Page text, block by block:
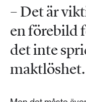
– Det är
en förebild
det inte
maktlöshet.